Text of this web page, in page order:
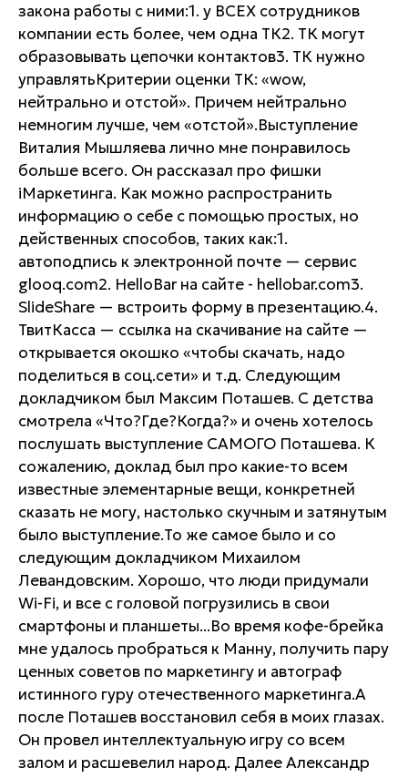
закона работы с ними:1. у ВСЕХ сотрудников
компании есть более, чем одна ТК2. ТК могут
образовывать цепочки контактов3. ТК нужно
управлятьКритерии оценки ТК: «wow,
нейтрально и отстой». Причем нейтрально
немногим лучше, чем «отстой».Выступление
Виталия Мышляева лично мне понравилось
больше всего. Он рассказал про фишки
iМаркетинга. Как можно распространить
информацию о себе с помощью простых, но
действенных способов, таких как:1.
автоподпись к электронной почте — сервис
glooq.com2. HelloBar на сайте - hellobar.com3.
SlideShare — встроить форму в презентацию.4.
ТвитКасса — ссылка на скачивание на сайте —
открывается окошко «чтобы скачать, надо
поделиться в соц.сети» и т.д. Следующим
докладчиком был Максим Поташев. С детства
смотрела «Что?Где?Когда?» и очень хотелось
послушать выступление САМОГО Поташева. К
сожалению, доклад был про какие-то всем
известные элементарные вещи, конкретней
сказать не могу, настолько скучным и затянутым
было выступление.То же самое было и со
следующим докладчиком Михаилом
Левандовским. Хорошо, что люди придумали
Wi-Fi, и все с головой погрузились в свои
смартфоны и планшеты...Во время кофе-брейка
мне удалось пробраться к Манну, получить пару
ценных советов по маркетингу и автограф
истинного гуру отечественного маркетинга.А
после Поташев восстановил себя в моих глазах.
Он провел интеллектуальную игру со всем
залом и расшевелил народ. Далее Александр